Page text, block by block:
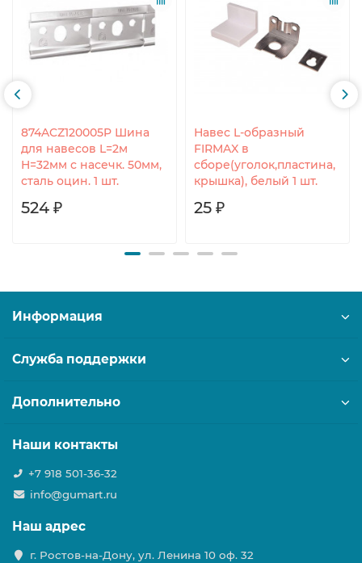
874ACZ120005P Шина
для навесов L=2м
H=32мм с насечк. 50мм,
сталь оцин. 1 шт.
524 ₽
Навес L-образный
FIRMAX в
сборе(уголок,пластина,
крышка), белый 1 шт.
25 ₽
Информация
Служба поддержки
Дополнительно
Наши контакты
+7 918 501-36-32
info@gumart.ru
Наш адрес
г. Ростов-на-Дону, ул. Ленина 10 оф. 32